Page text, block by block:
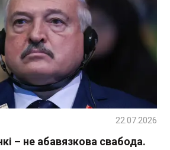
– не абавязкова свабода.
22.07.2026